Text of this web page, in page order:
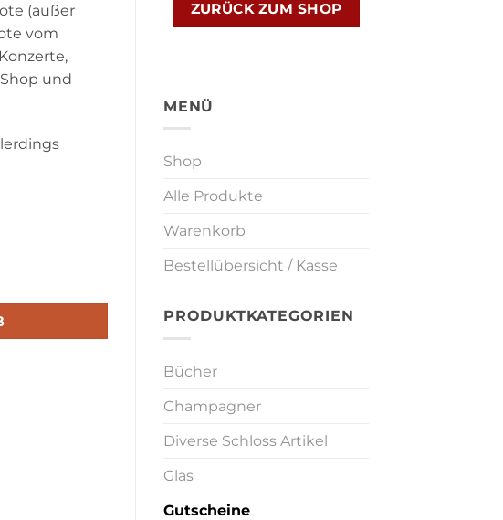
(außer
vom
und
ZURÜCK ZUM SHOP
MENÜ
Shop
Alle Produkte
Warenkorb
Bestellübersicht / Kasse
PRODUKTKATEGORIEN
Bücher
Champagner
Diverse Schloss Artikel
Glas
Gutscheine